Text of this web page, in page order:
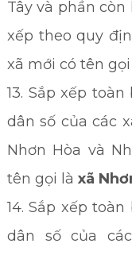
Tây và phần còn
xếp theo quy
xã mới có tên gọi
13. Sắp xếp
dân số của các
Nhơn Hòa và
tên gọi là xã
14. Sắp xếp
dân số của